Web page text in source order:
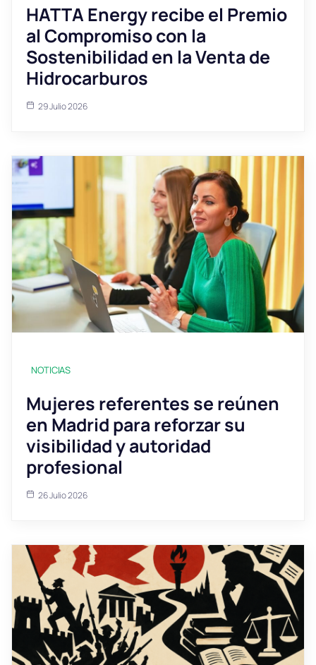
HATTA Energy recibe el Premio
al Compromiso con la
Sostenibilidad en la Venta de
Hidrocarburos
29 Julio 2026
NOTICIAS
Mujeres referentes se reúnen
en Madrid para reforzar su
visibilidad y autoridad
profesional
26 Julio 2026